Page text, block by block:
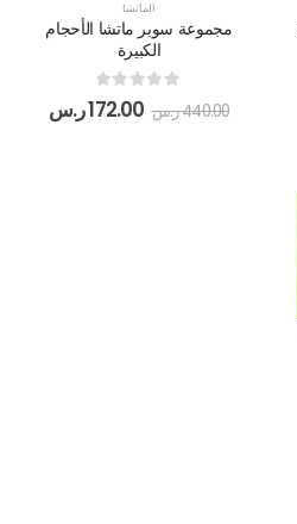
الماتشا
مجموعة سوبر ماتشا الأحجام
الكبيرة
440.00ر.س 172.00ر.س